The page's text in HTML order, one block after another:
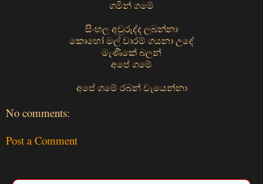
ගමින් ගමේ
සිංහල අවුරුද්ද ලබන්නා
කොහෝ මල් වාරම් ගයනා උදේ
මැණිකේ බලන්
අපේ ගමේ
අපේ ගමේ රබන් වැයෙන්නා
No comments:
Post a Comment